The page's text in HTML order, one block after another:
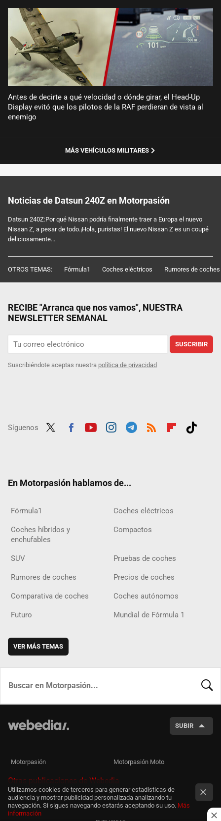
Antes de decirte a qué velocidad o dónde girar, el Head-Up
Display evitó que los pilotos de la RAF perdieran de vista al
enemigo
MÁS VEHÍCULOS MILITARES
Noticias de Datsun 240Z en Motorpasión
Datsun 240Z:Por qué Nissan podría finalmente traer a Europa el nuevo
Nissan Z, a pesar de todo.¡Hola, puristas! El nuevo Nissan Z es un coupé
deliciosamente...
OTROS TEMAS: Fórmula1 Coches eléctricos Rumores de coches
RECIBE "Arranca que nos vamos", NUESTRA
NEWSLETTER SEMANAL
SUSCRIBIR
Suscribiéndote aceptas nuestra política de privacidad
Síguenos
En Motorpasión hablamos de...
Fórmula1 Coches eléctricos
Coches híbridos y
enchufables
Compactos
SUV Pruebas de coches
Rumores de coches Precios de coches
Comparativa de coches Coches autónomos
Futuro Mundial de Fórmula 1
VER MÁS TEMAS
SUBIR
Motorpasión Motorpasión Moto
Otras publicaciones de Webedia
Utilizamos cookies de terceros para generar estadísticas de
audiencia y mostrar publicidad personalizada analizando tu
navegación. Si sigues navegando estarás aceptando su uso. Más
información